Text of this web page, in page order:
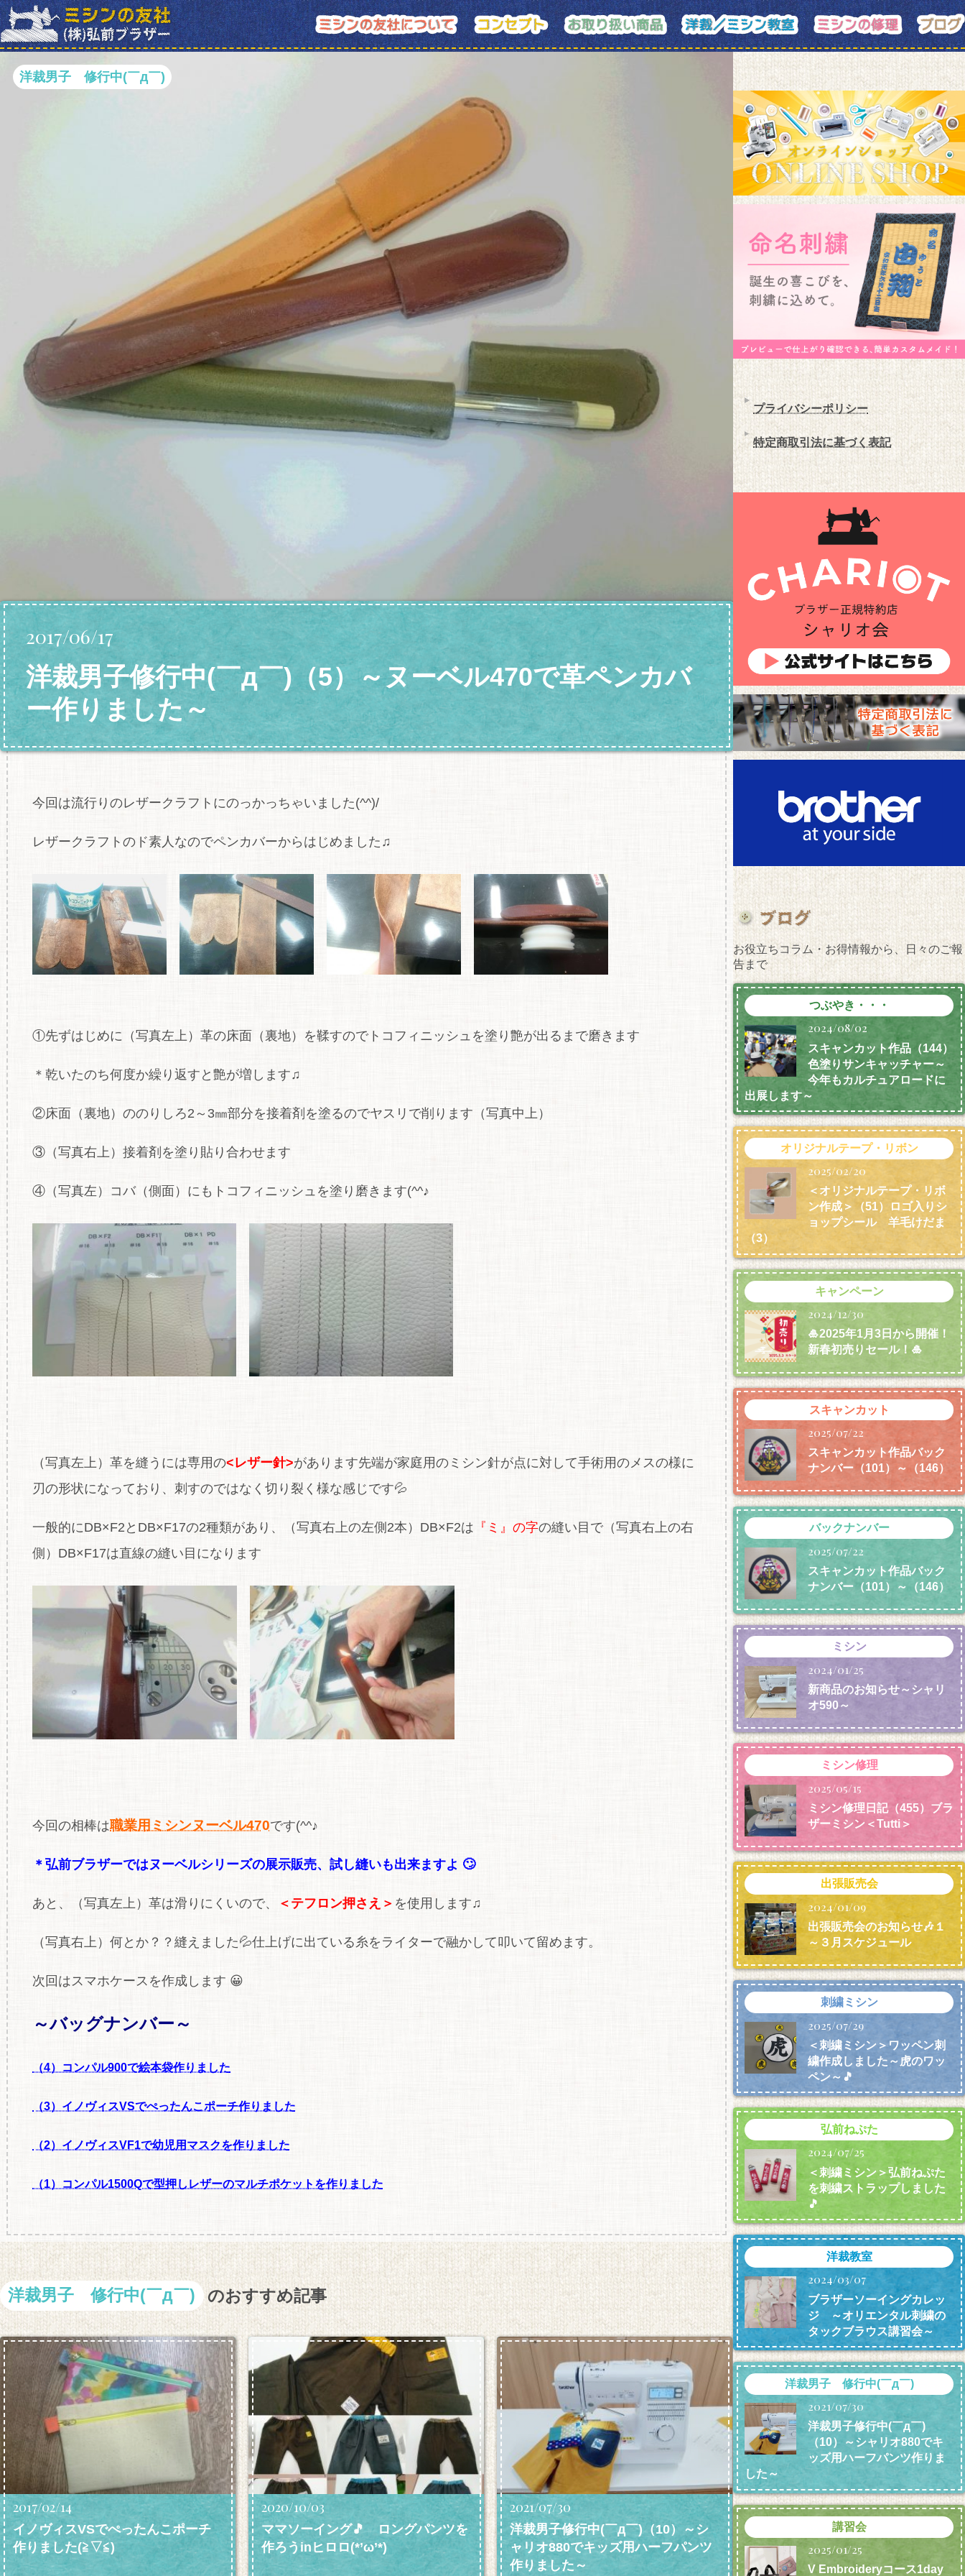
洋裁男子 修行中(￣д￣)
2017/06/17
洋裁男子修行中(￣д￣)（5）～ヌーベル470で革ペンカバ
ー作りました～
今回は流行りのレザークラフトにのっかっちゃいました(^^)/
レザークラフトのド素人なのでペンカバーからはじめました♫
①先ずはじめに（写真左上）革の床面（裏地）を鞣すのでトコフィニッシュを塗り艶が出るまで磨きます
＊乾いたのち何度か繰り返すと艶が増します♫
②床面（裏地）ののりしろ2～3㎜部分を接着剤を塗るのでヤスリで削ります（写真中上）
③（写真右上）接着剤を塗り貼り合わせます
④（写真左）コバ（側面）にもトコフィニッシュを塗り磨きます(^^♪
（写真左上）革を縫うには専用の<レザー針>があります先端が家庭用のミシン針が点に対して手術用のメスの様に
刃の形状になっており、刺すのではなく切り裂く様な感じです💦
一般的にDB×F2とDB×F17の2種類があり、（写真右上の左側2本）DB×F2は 『ミ』の字の縫い目で（写真右上の右
側）DB×F17は直線の縫い目になります
今回の相棒は職業用ミシンヌーベル470です(^^♪
＊弘前ブラザーではヌーベルシリーズの展示販売、試し縫いも出来ますよ 🙄
あと、（写真左上）革は滑りにくいので、 ＜テフロン押さえ＞ を使用します♫
（写真右上）何とか？？縫えました💦仕上げに出ている糸をライターで融かして叩いて留めます。
次回はスマホケースを作成します 😀
～バッグナンバー～
（4）コンパル900で絵本袋作りました
（3）イノヴィスVSでぺったんこポーチ作りました
（2）イノヴィスVF1で幼児用マスクを作りました
（1）コンパル1500Qで型押しレザーのマルチポケットを作りました
洋裁男子 修行中(￣д￣) のおすすめ記事
2017/02/14
イノヴィスVSでぺったんこポーチ
作りました(≧▽≦)
2020/10/03
ママソーイング🎵 ロングパンツを
作ろうinヒロロ(*’ω’*)
2021/07/30
洋裁男子修行中(￣д￣)（10）～シ
ャリオ880でキッズ用ハーフパンツ
作りました～
プライバシーポリシー
特定商取引法に基づく表記
お役立ちコラム・お得情報から、日々のご報
告まで
つぶやき・・・
2024/08/02
スキャンカット作品（144）
色塗りサンキャッチャー～
今年もカルチュアロードに
出展します～
オリジナルテープ・リボン
2025/02/20
＜オリジナルテープ・リボ
ン作成＞（51）ロゴ入りシ
ョップシール 羊毛けだま
（3）
キャンペーン
2024/12/30
🎍2025年1月3日から開催！
新春初売りセール！🎍
スキャンカット
2025/07/22
スキャンカット作品バック
ナンバー（101）～（146）
バックナンバー
2025/07/22
スキャンカット作品バック
ナンバー（101）～（146）
ミシン
2024/01/25
新商品のお知らせ～シャリ
オ590～
ミシン修理
2025/05/15
ミシン修理日記（455）ブラ
ザーミシン＜Tutti＞
出張販売会
2024/01/09
出張販売会のお知らせ🎶１
～３月スケジュール
刺繍ミシン
2025/07/29
＜刺繍ミシン＞ワッペン刺
繍作成しました～虎のワッ
ペン～🎵
弘前ねぷた
2024/07/25
＜刺繍ミシン＞弘前ねぷた
を刺繍ストラップしました
🎵
洋裁教室
2024/03/07
ブラザーソーイングカレッ
ジ ～オリエンタル刺繍の
タックブラウス講習会～
洋裁男子 修行中(￣д￣)
2021/07/30
洋裁男子修行中(￣д￣)
（10）～シャリオ880でキ
ッズ用ハーフパンツ作りま
した～
講習会
2025/01/25
V Embroideryコース1day